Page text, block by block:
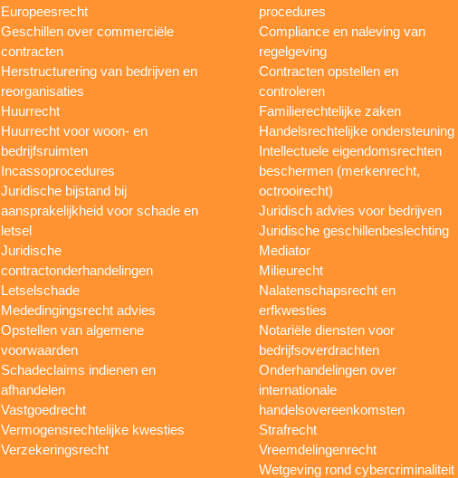
Europeesrecht
Geschillen over commerciële
contracten
Herstructurering van bedrijven en
reorganisaties
Huurrecht
Huurrecht voor woon- en
bedrijfsruimten
Incassoprocedures
Juridische bijstand bij
aansprakelijkheid voor schade en
letsel
Juridische
contractonderhandelingen
Letselschade
Mededingingsrecht advies
Opstellen van algemene
voorwaarden
Schadeclaims indienen en
afhandelen
Vastgoedrecht
Vermogensrechtelijke kwesties
Verzekeringsrecht
procedures
Compliance en naleving van
regelgeving
Contracten opstellen en
controleren
Familierechtelijke zaken
Handelsrechtelijke ondersteuning
Intellectuele eigendomsrechten
beschermen (merkenrecht,
octrooirecht)
Juridisch advies voor bedrijven
Juridische geschillenbeslechting
Mediator
Milieurecht
Nalatenschapsrecht en
erfkwesties
Notariële diensten voor
bedrijfsoverdrachten
Onderhandelingen over
internationale
handelsovereenkomsten
Strafrecht
Vreemdelingenrecht
Wetgeving rond cybercriminaliteit